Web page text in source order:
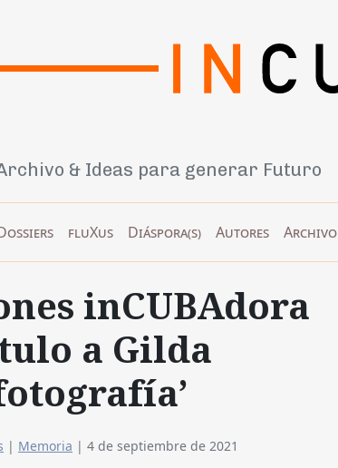
& Ideas para generar Futuro
fluXus Diáspora(s) Autores Archivo
inCUBAdora
a Gilda
| Memoria | 4 de septiembre de 2021